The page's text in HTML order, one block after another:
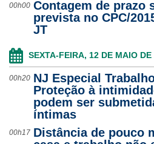
00h00 Contagem de prazo
prevista no CPC/
JT
SEXTA-FEIRA, 12 DE MAIO DE
00h20 NJ Especial
Proteção à
podem ser
íntimas
00h17 Distância de pouco